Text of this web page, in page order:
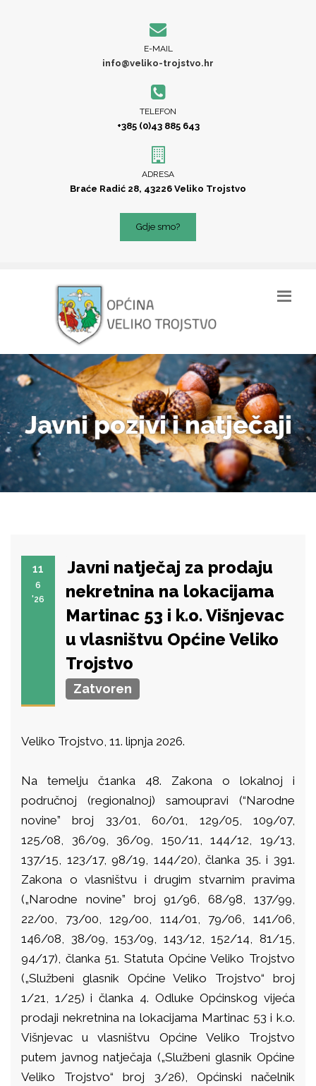
E-MAIL
info@veliko-trojstvo.hr
TELEFON
+385 (0)43 885 643
ADRESA
Braće Radić 28, 43226 Veliko Trojstvo
Gdje smo?
Javni pozivi i natječaji
11
6
'26
Javni natječaj za prodaju
nekretnina na lokacijama
Martinac 53 i k.o. Višnjevac
u vlasništvu Općine Veliko
Trojstvo
Zatvoren
Veliko Trojstvo, 11. lipnja 2026.
Na temelju č1anka 48. Zakona o lokalnoj i
područnoj (regionalnoj) samoupravi (“Narodne
novine” broj 33/01, 60/01, 129/05, 109/07,
125/08, 36/09, 36/09, 150/11, 144/12, 19/13,
137/15, 123/17, 98/19, 144/20), članka 35. i 391.
Zakona o vlasništvu i drugim stvarnim pravima
(„Narodne novine” broj 91/96, 68/98, 137/99,
22/00, 73/00, 129/00, 114/01, 79/06, 141/06,
146/08, 38/09, 153/09, 143/12, 152/14, 81/15,
94/17), članka 51. Statuta Općine Veliko Trojstvo
(„Službeni glasnik Općine Veliko Trojstvo“ broj
1/21, 1/25) i članka 4. Odluke Općinskog vijeća
prodaji nekretnina na lokacijama Martinac 53 i k.o.
Višnjevac u vlasništvu Općine Veliko Trojstvo
putem javnog natječaja („Službeni glasnik Općine
Veliko Trojstvo“ broj 3/26), Općinski načelnik